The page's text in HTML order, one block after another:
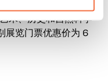
术、历史和自然科学
展览门票优惠价为 6